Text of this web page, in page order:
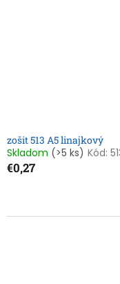
zošit 513 A5 linajkový
Skladom (>5 ks) Kód:
€0,27